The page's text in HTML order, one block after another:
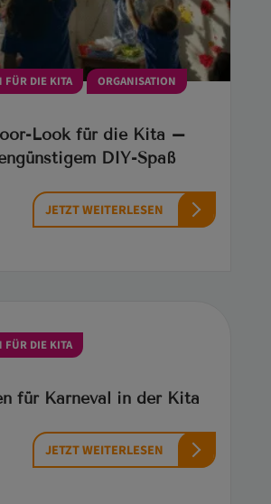
FÜR DIE KITA ORGANISATION
Look für die Kita –
DIY-Spaß
JETZT WEITERLESEN
FÜR DIE KITA
für Karneval in der Kita
JETZT WEITERLESEN